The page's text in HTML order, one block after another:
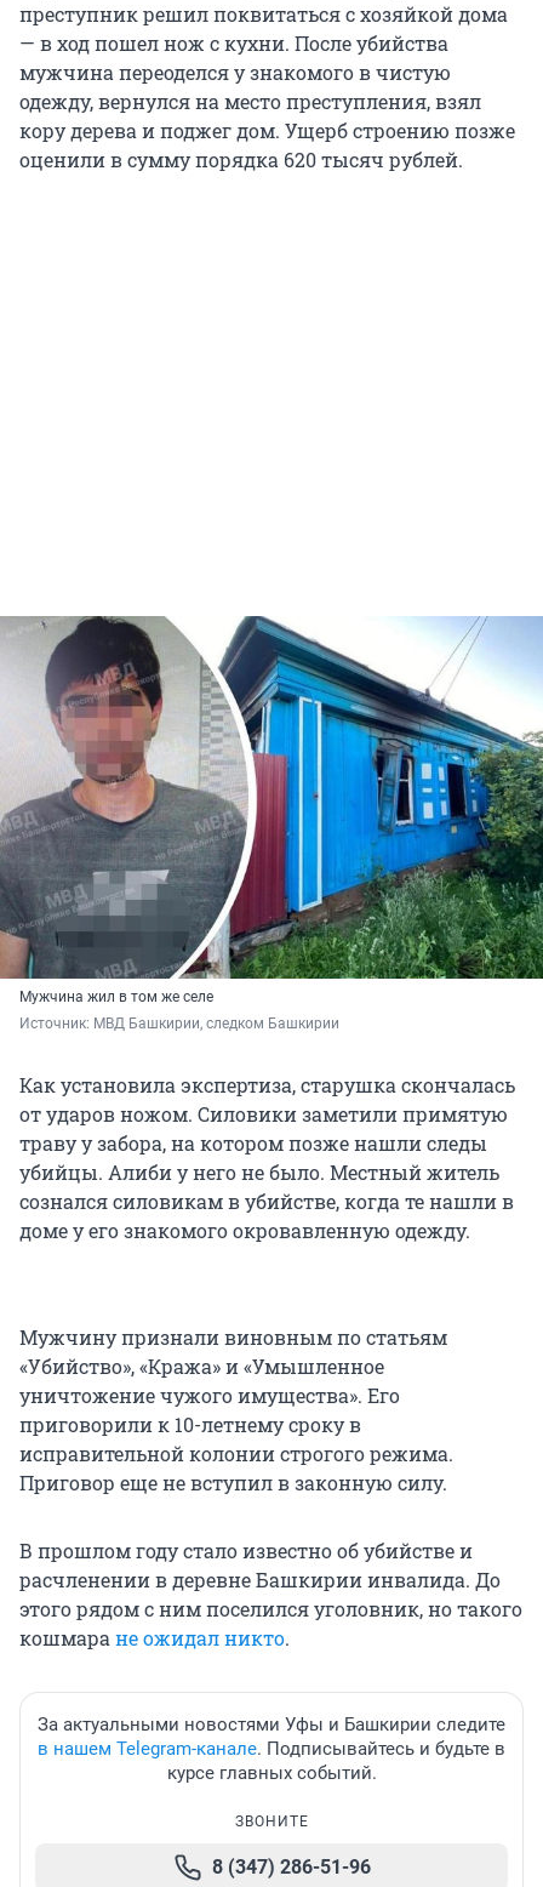
преступник решил поквитаться с хозяйкой дома
— в ход пошел нож с кухни. После убийства
мужчина переоделся у знакомого в чистую
одежду, вернулся на место преступления, взял
кору дерева и поджег дом. Ущерб строению позже
оценили в сумму порядка 620 тысяч рублей.
Мужчина жил в том же селе
Источник: МВД Башкирии, следком Башкирии
Как установила экспертиза, старушка скончалась
от ударов ножом. Силовики заметили примятую
траву у забора, на котором позже нашли следы
убийцы. Алиби у него не было. Местный житель
сознался силовикам в убийстве, когда те нашли в
доме у его знакомого окровавленную одежду.
Мужчину признали виновным по статьям
«Убийство», «Кража» и «Умышленное
уничтожение чужого имущества». Его
приговорили к 10-летнему сроку в
исправительной колонии строгого режима.
Приговор еще не вступил в законную силу.
В прошлом году стало известно об убийстве и
расчленении в деревне Башкирии инвалида. До
этого рядом с ним поселился уголовник, но такого
кошмаране ожидал никто.
За актуальными новостями Уфы и Башкирии следите
в нашем Telegram-канале. Подписывайтесь и будьте в
курсе главных событий.
ЗВОНИТЕ
8 (347) 286-51-96